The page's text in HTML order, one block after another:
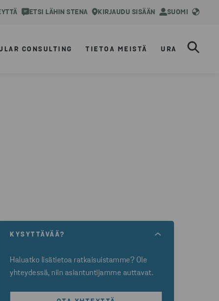
ETSI LÄHIN STENA KIRJAUDU SISÄÄN SUOMI
CONSULTING TIETOA MEISTÄ URA
KYSYTTÄVÄÄ?
Haluatko lisätietoa ratkaisuistamme? Ole
yhteydessä, niin asiantuntijamme auttavat.